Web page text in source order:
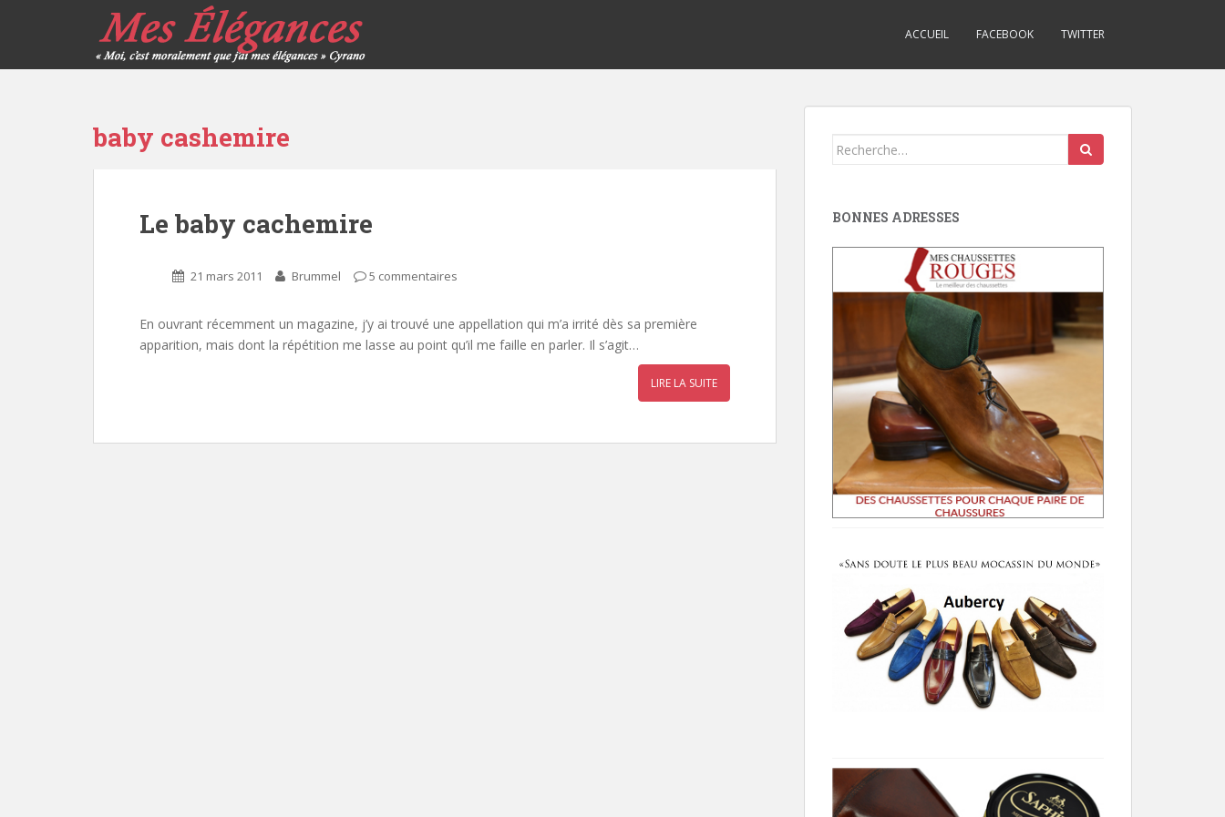
ACCUEIL FACEBOOK TWITTER
baby cashemire
Le baby cachemire
21 mars 2011 Brummel 5 commentaires
En ouvrant récemment un magazine, j’y ai trouvé une appellation qui m’a irrité dès sa première
apparition, mais dont la répétition me lasse au point qu’il me faille en parler. Il s’agit…
LIRE LA SUITE
Search
BONNES ADRESSES